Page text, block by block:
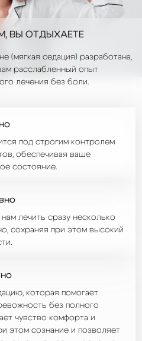
ВЫ ОТДЫХАЕТЕ
(мягкая седация) разработана,
расслабленный опыт
лечения без боли.
под строгим контролем
обеспечивая ваше
состояние.
лечить сразу несколько
сохраняя при этом высокий
которая помогает
без полного
чувство комфорта и
этом сознание и позволяет